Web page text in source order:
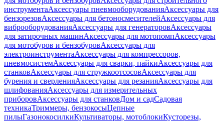
инструментаАксессуары пневмооборудованияАксессуары для
бензорезовАксессуары для бетоносмесителейАксессуары для
виброоборудованияАксессуары для генераторовАксессуары
для затирочных машинАксессуары для мотопомпАксессуары
для мотобуров и бензобуровАксессуары для
электроинструментаАксессуары для компрессоров,
пневмосистемАксессуары для сварки, пайкиАксессуары для
станковАксессуары для стружкоотсосовАксессуары для
бурения и сверленияАксессуары для резанияАксессуары для
шлифованияАксессуары для измерительных
приборовАксессуары для станковДом и садСадовая
техникаТриммеры, бензокосыЦепные
пилыГазонокосилкиКультиваторы, мотоблокиКусторезы,